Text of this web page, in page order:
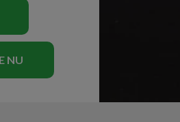
NU